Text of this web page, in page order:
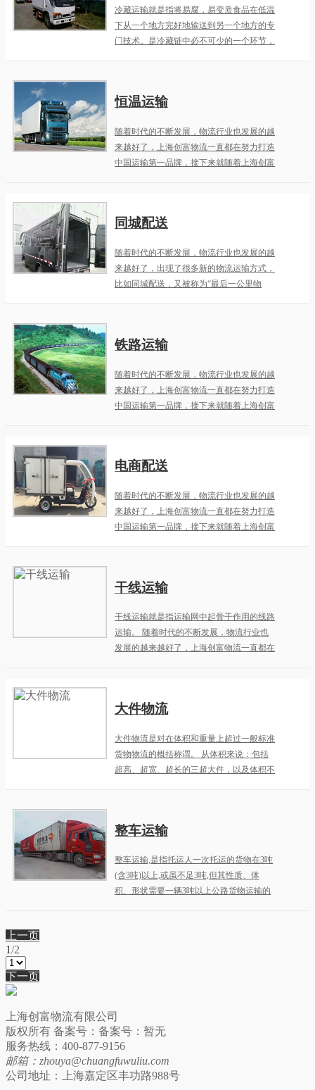
冷藏运输就是指将易腐，易变质食品在低温
下从一个地方完好地输送到另一个地方的专
门技术。是冷藏链中必不可少的一个环节，
恒温运输
随着时代的不断发展，物流行业也发展的越
来越好了，上海创富物流一直都在努力打造
中国运输第一品牌，接下来就随着上海创富
同城配送
随着时代的不断发展，物流行业也发展的越
来越好了，出现了很多新的物流运输方式，
比如同城配送，又被称为“最后一公里物
铁路运输
随着时代的不断发展，物流行业也发展的越
来越好了，上海创富物流一直都在努力打造
中国运输第一品牌，接下来就随着上海创富
电商配送
随着时代的不断发展，物流行业也发展的越
来越好了，上海创富物流一直都在努力打造
中国运输第一品牌，接下来就随着上海创富
干线运输
干线运输就是指运输网中起骨干作用的线路
运输。 随着时代的不断发展，物流行业也
发展的越来越好了，上海创富物流一直都在
大件物流
大件物流是对在体积和重量上超过一般标准
货物物流的概括称谓。 从体积来说：包括
超高、超宽、超长的三超大件，以及体积不
整车运输
整车运输,是指托运人一次托运的货物在3吨
(含3吨)以上,或虽不足3吨,但其性质、体
积、形状需要一辆3吨以上公路货物运输的
上一页
1/2
下一页
上海创富物流有限公司
版权所有 备案号：备案号：暂无
服务热线：400-877-9156
邮箱：zhouya@chuangfuwuliu.com
公司地址：上海嘉定区丰功路988号